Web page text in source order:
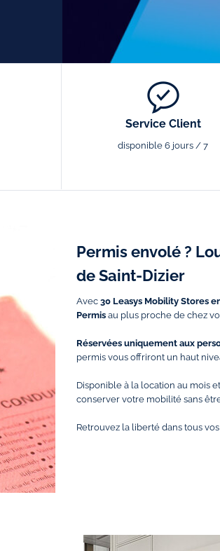
Service Client
disponible 6 jours / 7
Permis envolé ?
de Saint-Dizier
Avec 30 Leasys Mobility Stores
Permis au plus proche de chez
Réservées uniquement aux
permis vous offriront un haut
Disponible à la location au mois
conserver votre mobilité sans
Retrouvez la liberté dans tous